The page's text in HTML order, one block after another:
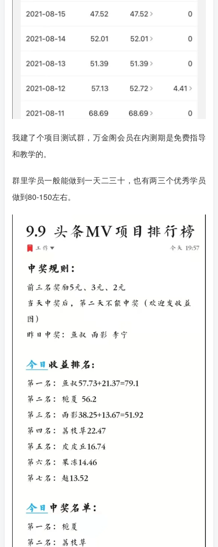
我建了个项目测试群，万金阁会员在内测期是免费指导
和教学的。
群里学员一般能做到一天二三十，也有两三个优秀学员
做到80-150左右。